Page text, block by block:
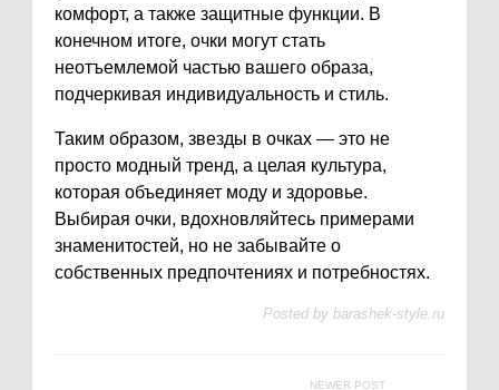
комфорт, а также защитные функции. В
конечном итоге, очки могут стать
неотъемлемой частью вашего образа,
подчеркивая индивидуальность и стиль.
Таким образом, звезды в очках — это не
просто модный тренд, а целая культура,
которая объединяет моду и здоровье.
Выбирая очки, вдохновляйтесь примерами
знаменитостей, но не забывайте о
собственных предпочтениях и потребностях.
Posted by barashek-style.ru
NEWER POST